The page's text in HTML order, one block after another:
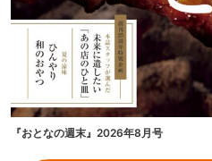
『おとなの週末』2026年8月号